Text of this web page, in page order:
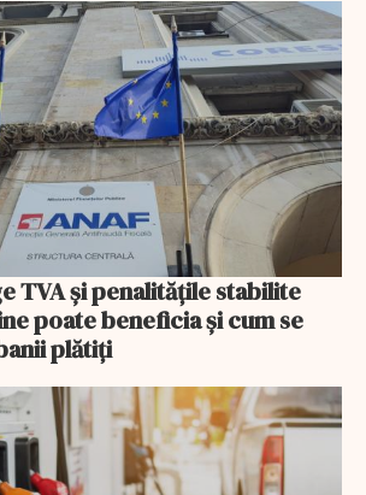
TVA și penalitățile stabilite
poate beneficia și cum se
plătiți